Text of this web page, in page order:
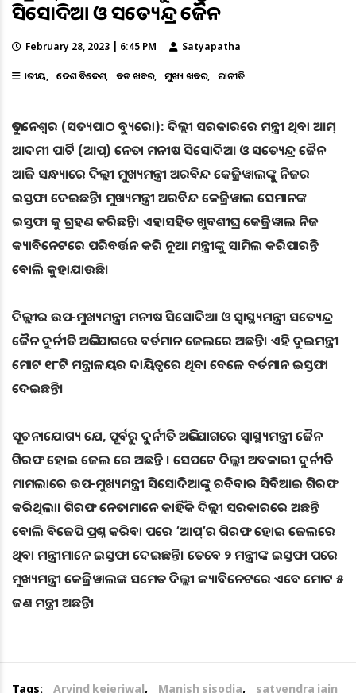
ସିସୋଦିଆ ଓ ସତ୍ୟେନ୍ଦ୍ର ଜୈନ
February 28, 2023 | 6:45 PM Satyapatha
ଜାତୀୟ ଦେଶ ବିଦେଶ ବଡ ଖବର ମୁଖ୍ୟ ଖବର ରାଜନୀତି
ଭୁବନେଶ୍ୱର (ସତ୍ୟପାଠ ବ୍ୟୁରୋ): ଦିଲ୍ଲୀ ସରକାରରେ ମନ୍ତ୍ରୀ ଥିବା ଆମ୍‌
ଆଦମୀ ପାର୍ଟି (ଆପ୍‌) ନେତା ମନୀଷ ସିସୋଦିଆ ଓ ସତ୍ୟେନ୍ଦ୍ର ଜୈନ
ଆଜି ସନ୍ଧ୍ୟାରେ ଦିଲ୍ଲୀ ମୁଖ୍ୟମନ୍ତ୍ରୀ ଅରବିନ୍ଦ କେଜ୍ରିୱାଲଙ୍କୁ ନିଜର
ଇସ୍ତଫା ଦେଇଛନ୍ତି। ମୁଖ୍ୟମନ୍ତ୍ରୀ ଅରବିନ୍ଦ କେଜ୍ରିୱାଲ ସେମାନଙ୍କ
ଇସ୍ତଫା କୁ ଗ୍ରହଣ କରିଛନ୍ତି। ଏହାସହିତ ଖୁବଶୀଘ୍ର କେଜ୍ରିୱାଲ ନିଜ
କ୍ୟାବିନେଟରେ ପରିବର୍ତ୍ତନ କରି ନୂଆ ମନ୍ତ୍ରୀଙ୍କୁ ସାମିଲ କରିପାରନ୍ତି
ବୋଲି କୁହାଯାଉଛି।
ଦିଲ୍ଲୀର ଉପ-ମୁଖ୍ୟମନ୍ତ୍ରୀ ମନୀଷ ସିସୋଦିଆ ଓ ସ୍ୱାସ୍ଥ୍ୟମନ୍ତ୍ରୀ ସତ୍ୟେନ୍ଦ୍ର
ଜୈନ ଦୁର୍ନୀତି ଅଭିଯୋଗରେ ବର୍ତମାନ ଜେଲରେ ଅଛନ୍ତି। ଏହି ଦୁଇମନ୍ତ୍ରୀ
ମୋଟ ୧୮ଟି ମନ୍ତ୍ରାଳୟର ଦାୟିତ୍ୱରେ ଥିବା ବେଳେ ବର୍ତମାନ ଇସ୍ତଫା
ଦେଇଛନ୍ତି।
ସୂଚନାଯୋଗ୍ୟ ଯେ, ପୂର୍ବରୁ ଦୁର୍ନୀତି ଅଭିଯୋଗରେ ସ୍ୱାସ୍ଥ୍ୟମନ୍ତ୍ରୀ ଜୈନ
ଗିରଫ ହୋଇ ଜେଲ ରେ ଅଛନ୍ତି । ସେପଟେ ଦିଲ୍ଲୀ ଅବକାରୀ ଦୁର୍ନୀତି
ମାମଲାରେ ଉପ-ମୁଖ୍ୟମନ୍ତ୍ରୀ ସିସୋଦିଆଙ୍କୁ ରବିବାର ସିବିଆଇ ଗିରଫ
କରିଥିଲା। ଗିରଫ ନେତାମାନେ କାହିଁକି ଦିଲ୍ଲୀ ସରକାରରେ ଅଛନ୍ତି
ବୋଲି ବିଜେପି ପ୍ରଶ୍ନ କରିବା ପରେ ‘ଆପ୍‌’ର ଗିରଫ ହୋଇ ଜେଲରେ
ଥିବା ମନ୍ତ୍ରୀମାନେ ଇସ୍ତଫା ଦେଇଛନ୍ତି। ତେବେ ୨ ମନ୍ତ୍ରୀଙ୍କ ଇସ୍ତଫା ପରେ
ମୁଖ୍ୟମନ୍ତ୍ରୀ କେଜ୍ରିୱାଲଙ୍କ ସମେତ ଦିଲ୍ଲୀ କ୍ୟାବିନେଟରେ ଏବେ ମୋଟ ୫
ଜଣ ମନ୍ତ୍ରୀ ଅଛନ୍ତି।
Tags: Arvind kejeriwal, Manish sisodia, satyendra jain